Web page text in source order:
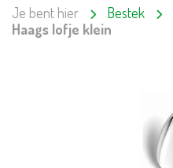
Je bent hier Bestek
Haags lofje klein